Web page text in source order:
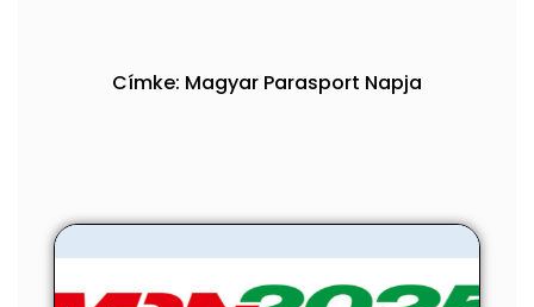
Címke: Magyar Parasport Napja